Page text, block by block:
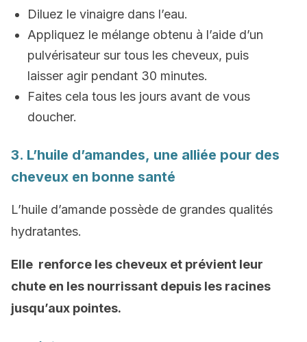
Diluez le vinaigre dans l’eau.
Appliquez le mélange obtenu à l’aide d’un
pulvérisateur sur tous les cheveux, puis
laisser agir pendant 30 minutes.
Faites cela tous les jours avant de vous
doucher.
3. L’huile d’amandes, une alliée pour des
cheveux en bonne santé
L’huile d’amande possède de grandes qualités
hydratantes.
Elle renforce les cheveux et prévient leur
chute en les nourrissant depuis les racines
jusqu’aux pointes.